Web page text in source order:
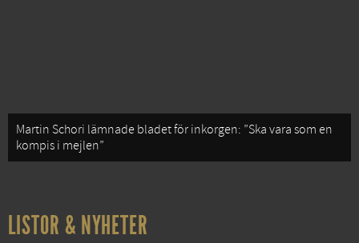
Martin Schori lämnade bladet för inkorgen: ”Ska vara som en
kompis i mejlen”
LISTOR & NYHETER